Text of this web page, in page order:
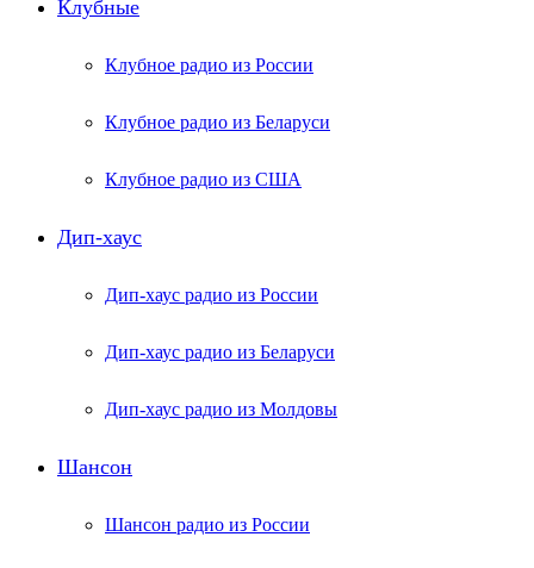
Клубные
Клубное радио из России
Клубное радио из Беларуси
Клубное радио из США
Дип-хаус
Дип-хаус радио из России
Дип-хаус радио из Беларуси
Дип-хаус радио из Молдовы
Шансон
Шансон радио из России